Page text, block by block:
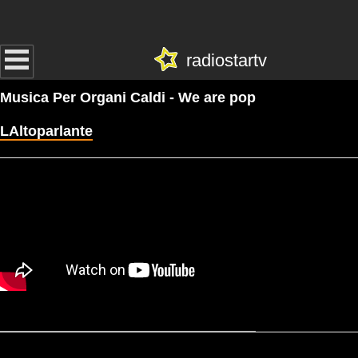
radiostartv
Musica Per Organi Caldi - We are pop
LAltoparlante